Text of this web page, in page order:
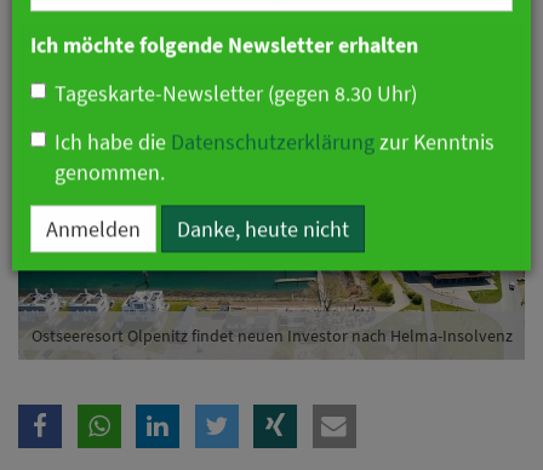
Ostseeresort Olpenitz findet neuen Investor nach Helma-Insolvenz
Branche
Ich möchte folgende Newsletter erhalten
Tageskarte-Newsletter (gegen 8.30 Uhr)
Ich habe dieDatenschutzerklärung
genommen.
Anmelden Danke, heute nicht